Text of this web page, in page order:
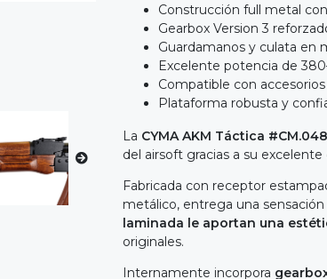
Construcción full metal
Gearbox Version 3
Guardamanos y culata en
Excelente potencia de
Compatible con
Plataforma robusta y
La CYMA AKM Táctica #CM.048
del airsoft gracias a su
Fabricada con receptor
metálico, entrega una
laminada le aportan una
originales.
Internamente incorpora